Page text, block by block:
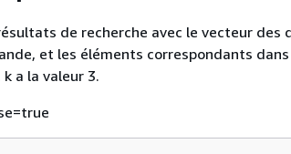
de recherche avec le vecteur des
et les éléments correspondants
a la valeur 3.